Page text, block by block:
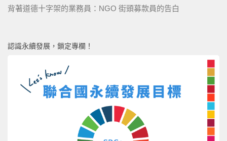
背著道德十字架的業務員：NGO 街頭募款員的告白
認識永續發展，鎖定專欄！